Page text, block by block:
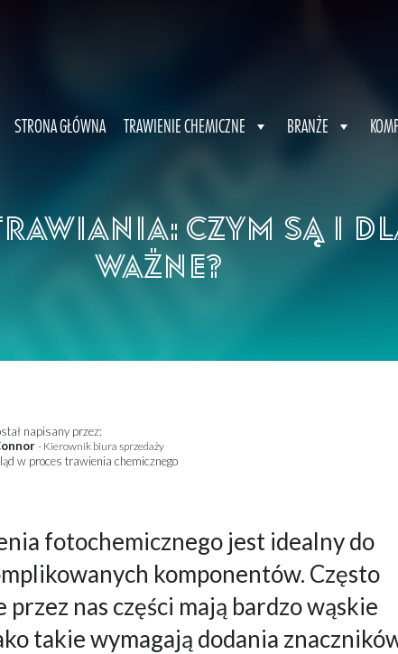
STRONA GŁÓWNA TRAWIENIE CHEMICZNE BRANŻE
Czym są i
ważne?
napisany przez:
- Kierownik biura sprzedaży
w proces trawienia chemicznego
fotochemicznego jest idealny do
komponentów. Często
nas części mają bardzo wąskie
takie wymagają dodania